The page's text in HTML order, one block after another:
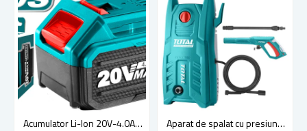
Acumulator Li-Ion 20V-4.0Ah Total (industrial) TFBLI2002 Aparat de spalat cu presiune Total, 1400W, 330L/H, 130 bar